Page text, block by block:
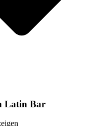
Latin Bar